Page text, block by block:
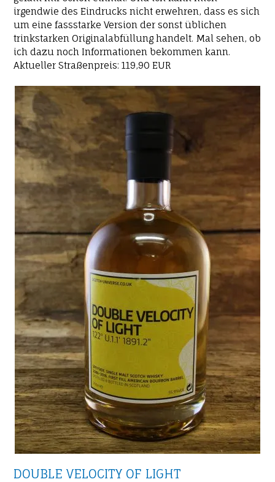
irgendwie des Eindrucks nicht erwehren, dass es sich
um eine fassstarke Version der sonst üblichen
trinkstarken Originalabfüllung handelt. Mal sehen, ob
ich dazu noch Informationen bekommen kann.
Aktueller Straßenpreis: 119,90 EUR
DOUBLE VELOCITY OF LIGHT